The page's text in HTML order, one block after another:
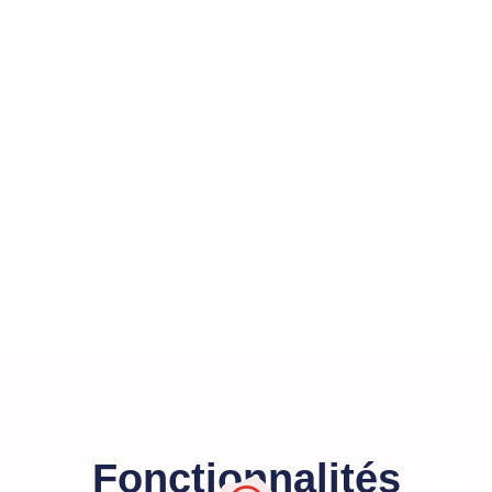
Fonctionnalités